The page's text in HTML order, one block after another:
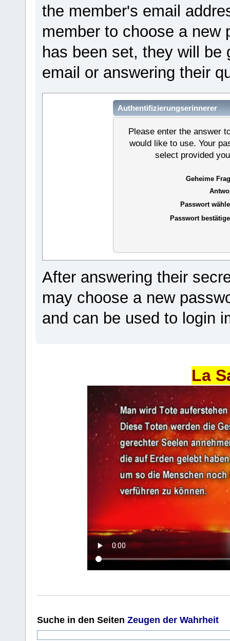
the member's email
member to choose a new
has been set, they will
email or answering their
Authentifizierungserinnerer
Please enter the answer
would like to use. Your
select provided
Geheime
Passwort
Passwort
After answering their
may choose a new
and can be used to login
La
Suche in den Seiten Zeugen der Wahrheit